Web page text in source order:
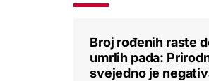
Broj rođenih raste
umrlih pada:
svejedno je